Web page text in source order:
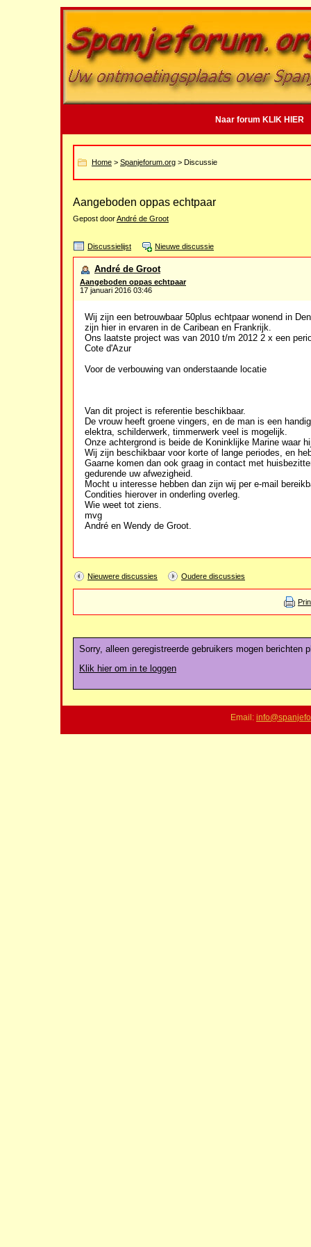
Naar forum KLIK HIER
Home > Spanjeforum.org > Discussie
Aangeboden oppas echtpaar
Gepost doorAndré de Groot
Discussielijst Nieuwe discussie
André de Groot
Aangeboden oppas echtpaar
17 januari 2016 03:46
Wij zijn een betrouwbaar 50plus echtpaar wonend in
zijn hier in ervaren in de Caribean en Frankrijk.
Ons laatste project was van 2010 t/m 2012 2 x een
Cote d'Azur
Voor de verbouwing van onderstaande locatie
Van dit project is referentie beschikbaar.
De vrouw heeft groene vingers, en de man is een
elektra, schilderwerk, timmerwerk veel is mogelijk.
Onze achtergrond is beide de Koninklijke Marine waar
Wij zijn beschikbaar voor korte of lange periodes, en
Gaarne komen dan ook graag in contact met
gedurende uw afwezigheid.
Mocht u interesse hebben dan zijn wij per e-mail
Condities hierover in onderling overleg.
Wie weet tot ziens.
mvg
André en Wendy de Groot.
Nieuwere discussies Oudere discussies
Sorry, alleen geregistreerde gebruikers mogen berichten
Klik hier om in te loggen
Email: